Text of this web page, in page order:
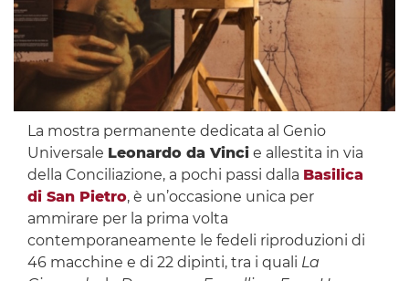
La mostra permanente dedicata al Genio
Universale Leonardo da Vincie allestita in via
della Conciliazione, a pochi passi dalla Basilica
di San Pietro, è un’occasione unica per
ammirare per la prima volta
contemporaneamente le fedeli riproduzioni di
46 macchine e di 22 dipinti, tra i quali La